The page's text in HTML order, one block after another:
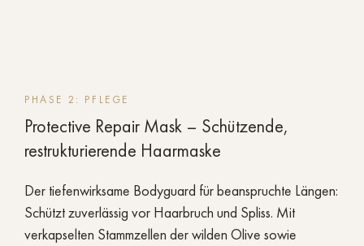
PHASE 2: PFLEGE
Protective Repair Mask – Schützende,
restrukturierende Haarmaske
Der tiefenwirksame Bodyguard für beanspruchte Längen:
Schützt zuverlässig vor Haarbruch und Spliss. Mit
verkapselten Stammzellen der wilden Olive sowie